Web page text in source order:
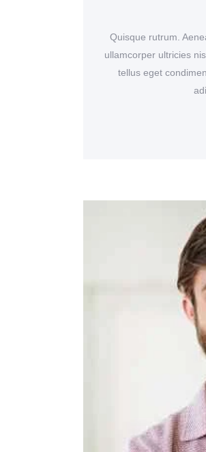
Quisque rutrum.
ullamcorper ultricies
tellus eget